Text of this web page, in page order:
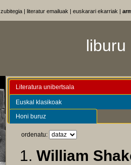
zubitegia| literatur emailuak | euskarari ekarriak |
liburu
Literatura unibertsala
Euskal klasikoak
Honi buruz
ordenatu:
William